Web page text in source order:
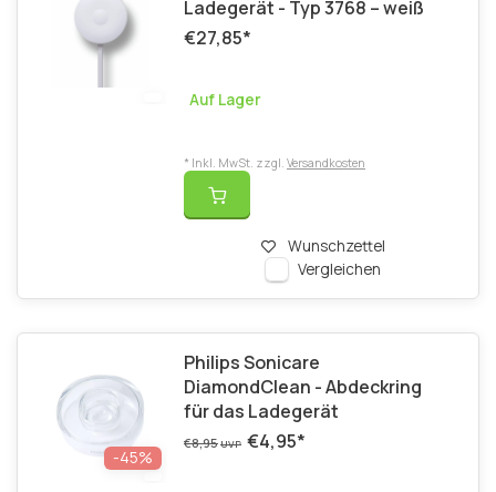
Ladegerät - Typ 3768 – weiß
€27,85*
Auf Lager
Wunschzettel
Vergleichen
* Inkl. MwSt. zzgl. Versandkosten
-45%
Philips Sonicare
DiamondClean - Abdeckring
für das Ladegerät
€8,95UVP €4,95*